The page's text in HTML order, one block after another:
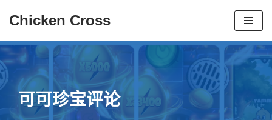
至
内
Chicken Cross
可可珍宝评论